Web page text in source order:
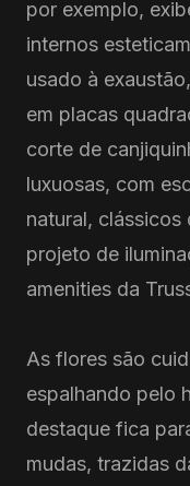
por exemplo,
internos
usado à
em placas
corte de
luxuosas, com
natural,
projeto de
amenities da
As flores são
espalhando pelo
destaque fica
mudas, trazidas